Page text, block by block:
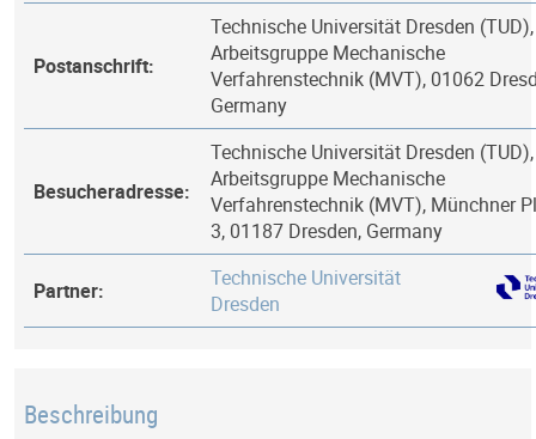
Postanschrift:
Technische Universität Dresden (TUD),
Arbeitsgruppe Mechanische
Verfahrenstechnik (MVT), 01062
Germany
Besucheradresse:
Technische Universität Dresden (TUD),
Arbeitsgruppe Mechanische
Verfahrenstechnik (MVT), Münchner
3, 01187 Dresden, Germany
Partner:
Technische Universität
Dresden
Beschreibung